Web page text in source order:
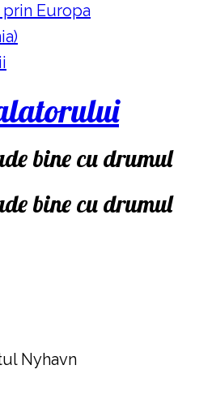
Europa
bine cu drumul
bine cu drumul
Nyhavn